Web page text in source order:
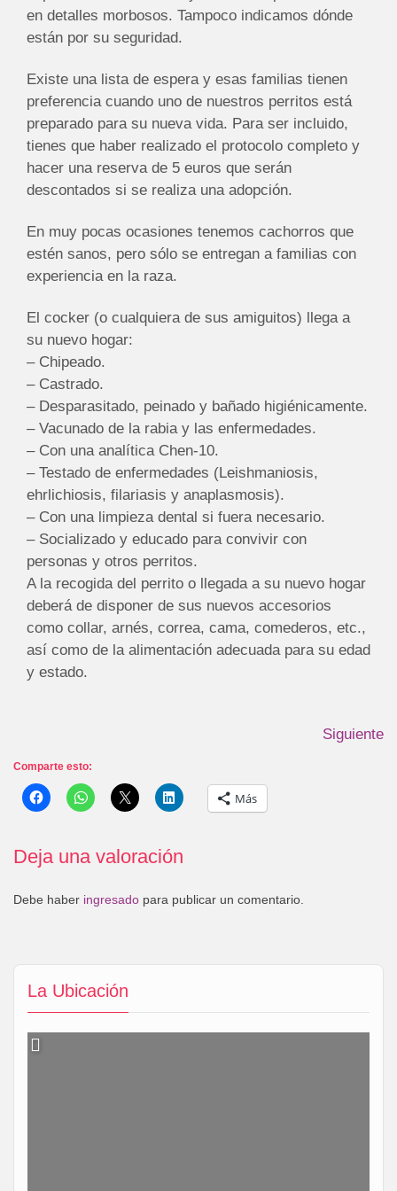
La Ubicación
en detalles morbosos. Tampoco indicamos dónde
están por su seguridad.
Existe una lista de espera y esas familias tienen
preferencia cuando uno de nuestros perritos está
preparado para su nueva vida. Para ser incluido,
tienes que haber realizado el protocolo completo y
hacer una reserva de 5 euros que serán
descontados si se realiza una adopción.
En muy pocas ocasiones tenemos cachorros que
estén sanos, pero sólo se entregan a familias con
experiencia en la raza.
El cocker (o cualquiera de sus amiguitos) llega a
su nuevo hogar:
– Chipeado.
– Castrado.
– Desparasitado, peinado y bañado higiénicamente.
– Vacunado de la rabia y las enfermedades.
– Con una analítica Chen-10.
– Testado de enfermedades (Leishmaniosis,
ehrlichiosis, filariasis y anaplasmosis).
– Con una limpieza dental si fuera necesario.
– Socializado y educado para convivir con
personas y otros perritos.
A la recogida del perrito o llegada a su nuevo hogar
deberá de disponer de sus nuevos accesorios
como collar, arnés, correa, cama, comederos, etc.,
así como de la alimentación adecuada para su edad
y estado.
Siguiente
Comparte esto:
Más
Deja una valoración
Debe haber ingresado para publicar un comentario.